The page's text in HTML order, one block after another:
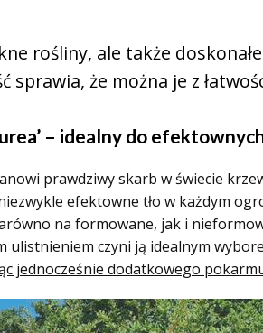
rośliny, ale także
sprawia, że można je z
– idealny do
prawdziwy skarb w świecie
efektowne tło w każdym
na formowane, jak i
ulistnieniem czyni ją idealnym
jednocześnie dodatkowego